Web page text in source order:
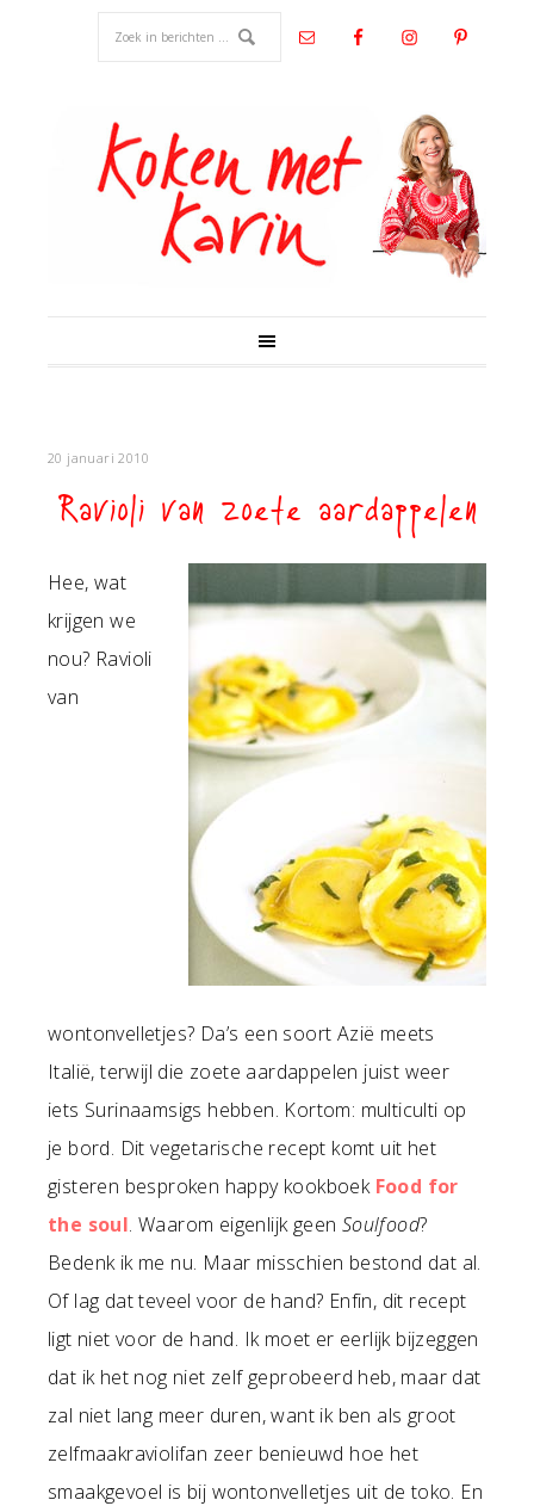
20 januari 2010
Ravioli van zoete aardappelen
Hee, wat
krijgen we
nou? Ravioli
van
wontonvelletjes? Da’s een soort Azië meets
Italië, terwijl die zoete aardappelen juist weer
iets Surinaamsigs hebben. Kortom: multiculti op
je bord. Dit vegetarische recept komt uit het
gisteren besproken happy kookboek Food for
the soul. Waarom eigenlijk geen Soulfood?
Bedenk ik me nu. Maar misschien bestond dat al.
Of lag dat teveel voor de hand? Enfin, dit recept
ligt niet voor de hand. Ik moet er eerlijk bijzeggen
dat ik het nog niet zelf geprobeerd heb, maar dat
zal niet lang meer duren, want ik ben als groot
zelfmaakraviolifan zeer benieuwd hoe het
smaakgevoel is bij wontonvelletjes uit de toko. En